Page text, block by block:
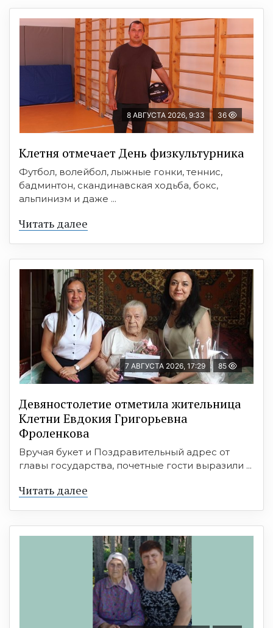
8 АВГУСТА 2026, 9:33 36
Клетня отмечает День физкультурника
Футбол, волейбол, лыжные гонки, теннис,
бадминтон, скандинавская ходьба, бокс,
альпинизм и даже ...
Читать далее
7 АВГУСТА 2026, 17:29 85
Девяностолетие отметила жительница
Клетни Евдокия Григорьевна
Фроленкова
Вручая букет и Поздравительный адрес от
главы государства, почетные гости выразили ...
Читать далее